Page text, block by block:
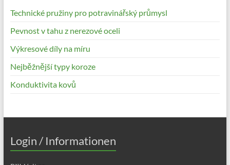
Technické pružiny pro potravinářský průmysl
Pevnost v tahu z nerezové oceli
Výkresové díly na míru
Nejběžnější typy koroze
Konduktivita kovů
Login / Informationen